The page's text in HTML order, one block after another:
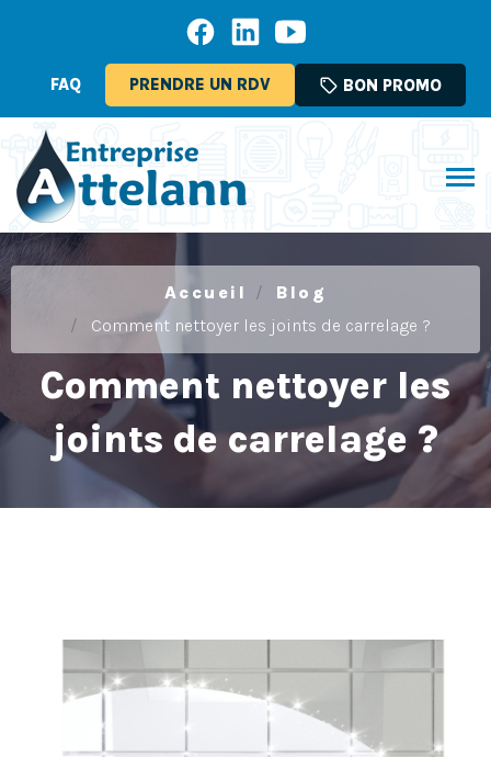
FAQ PRENDRE UN RDV sell BON PROMO
Accueil
Blog
Comment nettoyer les joints de carrelage ?
Comment nettoyer les
joints de carrelage ?